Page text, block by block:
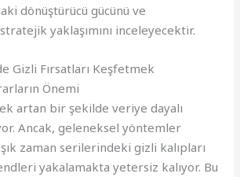
dönüştürücü gücünü ve
yaklaşımını inceleyecektir.
Gizli Fırsatları Keşfetmek
Önemi
artan bir şekilde veriye dayalı
Ancak, geleneksel yöntemler
zaman serilerindeki gizli kalıpları
yakalamakta yetersiz kalıyor. Bu